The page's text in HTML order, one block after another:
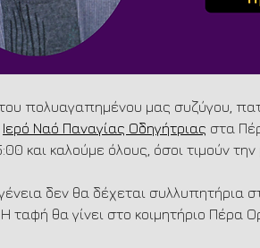
πολυαγαπημένου μας συζύγου,
Ιερό Ναό Παναγίας Οδηγήτριας στα
και καλούμε όλους, όσοι τιμούν
δεν θα δέχεται συλλυπητήρια
Η ταφή θα γίνει στο κοιμητήριο Πέρα